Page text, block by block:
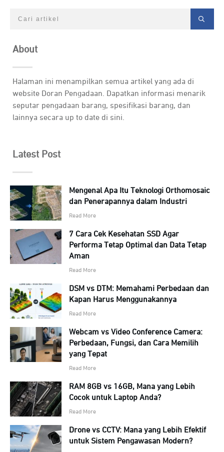
About
Halaman ini menampilkan semua artikel yang ada di
website Doran Pengadaan. Dapatkan informasi menarik
seputar pengadaan barang, spesifikasi barang, dan
lainnya secara up to date di sini.
Latest Post
Mengenal Apa Itu Teknologi Orthomosaic
dan Penerapannya dalam Industri
Read More
7 Cara Cek Kesehatan SSD Agar
Performa Tetap Optimal dan Data Tetap
Aman
Read More
DSM vs DTM: Memahami Perbedaan dan
Kapan Harus Menggunakannya
Read More
Webcam vs Video Conference Camera:
Perbedaan, Fungsi, dan Cara Memilih
yang Tepat
Read More
RAM 8GB vs 16GB, Mana yang Lebih
Cocok untuk Laptop Anda?
Read More
Drone vs CCTV: Mana yang Lebih Efektif
untuk Sistem Pengawasan Modern?